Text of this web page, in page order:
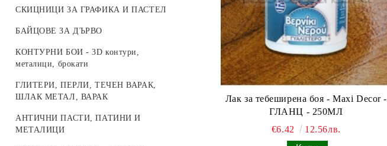
Корейска хартия - Целофан за
ДИЗАЙНЕРСКИ БЛОКЧЕТА С
ДИЗАЙНЕРСКИ ХАРТИИ И
ГУМИРАНА ХАРТИЯ ЕVA -
СКИЦНИЦИ ЗА ГРАФИКА И ПАСТЕЛ
БАЙЦОВЕ ЗА ДЪРВО
КОНТУРНИ БОИ - 3D контури,
металици, брокати
ГЛИТЕРИ, ПЕРЛИ, ТЕЧЕН ВАРАК,
ШЛАК МЕТАЛ, ВАРАК
АНТИЧНИ ПАСТИ, ПАТИНИ И
МЕТАЛИЦИ
Лак за тебеширена боя - Maxi Decor -
ГЛАНЦ - 250МЛ
€6.42
12.56лв.